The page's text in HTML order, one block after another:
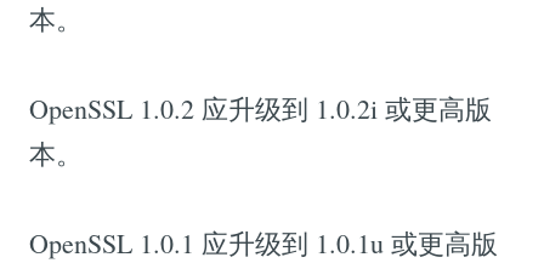
本。
OpenSSL 1.0.2 应升级到 1.0.2i 或更高版
本。
OpenSSL 1.0.1 应升级到 1.0.1u 或更高版